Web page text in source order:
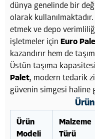
dünya genelinde bir
olarak
etmek ve depo
işletmeler için Euro
kazandırır hem de
Üstün taşıma
Palet, modern tedarik
güvenin simgesi haline
Ürün
Modeli
Malzeme
Türü